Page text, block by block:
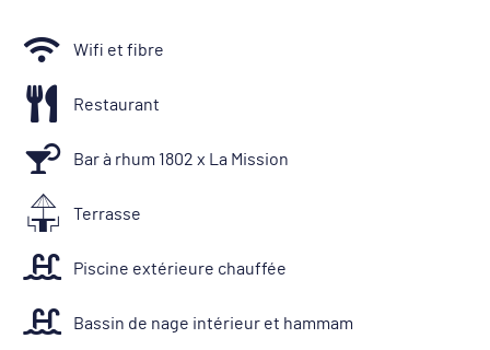
Wifi et fibre
Restaurant
Bar à rhum 1802 x La Mission
Terrasse
Piscine extérieure chauffée
Bassin de nage intérieur et hammam